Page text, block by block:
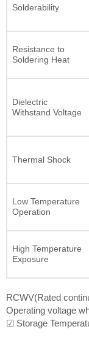
Solderability
Resistance to
Soldering Heat
Dielectric
Withstand Voltage
Thermal Shock
Low Temperature
Operation
High Temperature
Exposure
RCWV(Rated
Operating voltage
☑ Storage